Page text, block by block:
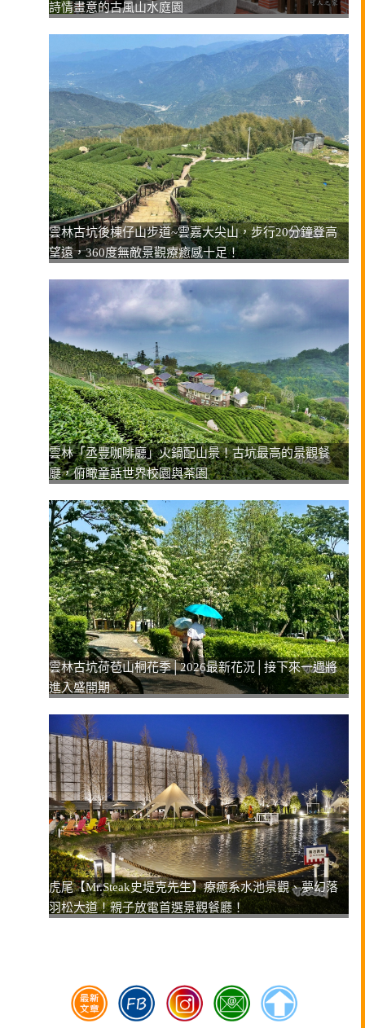
詩情畫意的古風山水庭園
雲林古坑後棟仔山步道~雲嘉大尖山，步行20分鐘登高
望遠，360度無敵景觀療癒感十足！
雲林「丞豐咖啡廳」火鍋配山景！古坑最高的景觀餐
廳，俯瞰童話世界校園與茶園
雲林古坑荷苞山桐花季│2026最新花況│接下來一週將
進入盛開期
虎尾【Mr.Steak史堤克先生】療癒系水池景觀、夢幻落
羽松大道！親子放電首選景觀餐廳！